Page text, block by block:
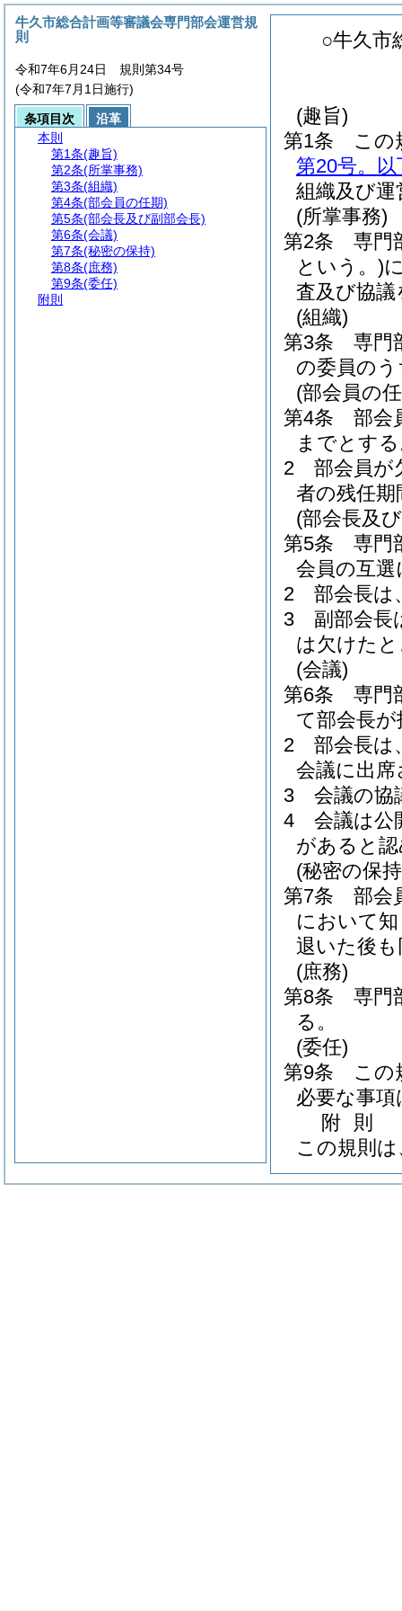
○牛久市
(趣旨)
第1条
この
第20号。
組織及び
(所掌事務)
第2条
専門
という。)
査及び協
(組織)
第3条
専門
の委員の
(部会員の
第4条
部会
までとす
2
部会員が
者の残任
(部会長及
第5条
専門
会員の互
2
部会長は
3
副部会長
は欠けた
(会議)
第6条
専門
て部会長
2
部会長は
会議に出
3
会議の協
4
会議は公
があると
(秘密の保
第7条
部会
において
退いた後
(庶務)
第8条
専門
る。
(委任)
第9条
この
必要な事
附 則
この規則
牛久市総合計画等審議会専門部会運営規
則
令和7年6月24日 規則第34号
(令和7年7月1日施行)
条項目次
沿革
本則
第1条(趣旨)
第2条(所掌事務)
第3条(組織)
第4条(部会員の任期)
第5条(部会長及び副部会長)
第6条(会議)
第7条(秘密の保持)
第8条(庶務)
第9条(委任)
附則